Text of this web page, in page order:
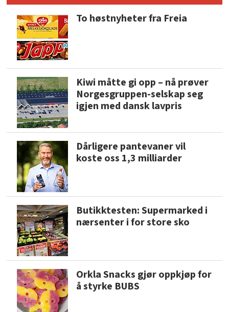
To høstnyheter fra Freia
Kiwi måtte gi opp – nå prøver
Norgesgruppen-selskap seg
igjen med dansk lavpris
Dårligere pantevaner vil
koste oss 1,3 milliarder
Butikktesten: Supermarked i
nærsenter i for store sko
Orkla Snacks gjør oppkjøp for
å styrke BUBS